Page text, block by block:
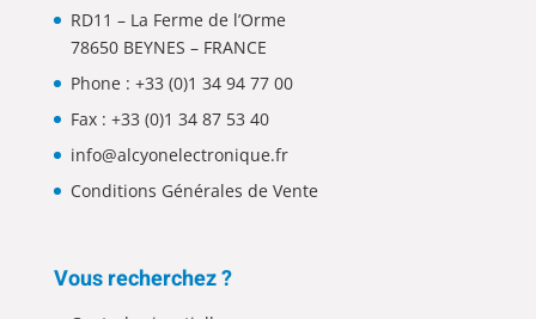
RD11 – La Ferme de l’Orme
78650 BEYNES – FRANCE
Phone : +33 (0)1 34 94 77 00
Fax : +33 (0)1 34 87 53 40
info@alcyonelectronique.fr
Conditions Générales de Vente
Vous recherchez ?